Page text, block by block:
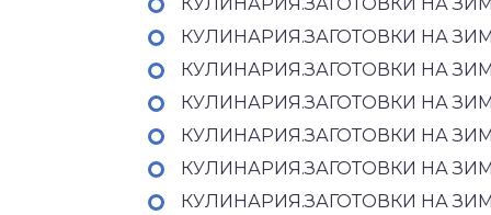
КУЛИНАРИЯ.ЗАГОТОВКИ НА
КУЛИНАРИЯ.ЗАГОТОВКИ НА
КУЛИНАРИЯ.ЗАГОТОВКИ НА
КУЛИНАРИЯ.ЗАГОТОВКИ НА
КУЛИНАРИЯ.ЗАГОТОВКИ НА
КУЛИНАРИЯ.ЗАГОТОВКИ НА